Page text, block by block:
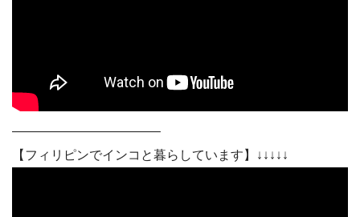
———————————–
【フィリピンでインコと暮らしています】↓↓↓↓↓